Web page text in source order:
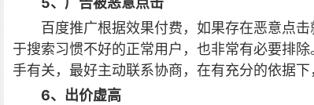
百度推广根据效果付费，如果存在恶意点
于搜索习惯不好的正常用户，也非常有必要排
手有关，最好主动联系协商，在有充分的依据下
6、出价虚高